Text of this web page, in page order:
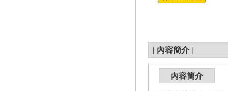
| 內容簡介 |
內容簡介